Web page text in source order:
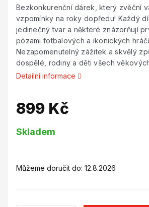
Bezkonkurenční dárek, který zvěční
vzpomínky na roky dopředu! Každý
jedinečný tvar a některé znázorňují
pózami fotbalových a ikonických
Nezapomenutelný zážitek a skvělý
dospělé, rodiny a děti všech
Detailní informace
899 Kč
cena:
Skladem
Můžeme doručit do: 12.8.2026